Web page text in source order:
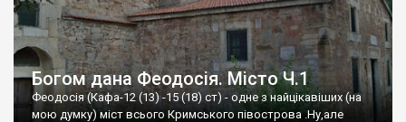
Богом дана Феодосія. Місто Ч.1
Феодосія (Кафа-12 (13) -15 (18) ст) - одне з найцікавіших (на
мою думку) міст всього Кримського півострова .Ну,але